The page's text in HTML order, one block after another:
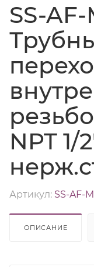
SS-AF-
NPT 1/
Артикул: SS-AF-
ОПИСАНИЕ